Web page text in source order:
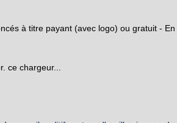
à titre payant (avec logo) ou gratuit - En
ce chargeur...